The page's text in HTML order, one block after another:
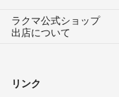
ラクマ公式ショップ
出店について
リンク